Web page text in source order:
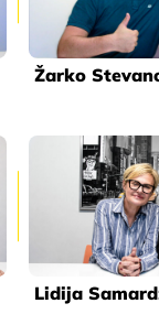
Žarko
Lidija